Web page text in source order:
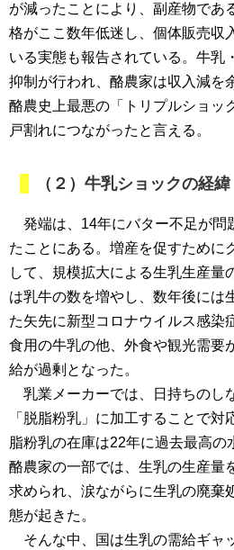
が減ったことにより、副産物であ
格がここ数年低迷し、個体販売収
いる実態も報告されている。牛乳
抑制が行われ、酪農家は収入減を
酪農史上最悪の「トリプルショッ
戸割れにつながったと言える。
（２）牛乳ショックの経緯
発端は、14年にバター不足が問
たことにある。増産を促すために
して、規模拡大による生乳生産量
は乳牛の数を増やし、数年後には
た矢先に新型コロナウイルス感染
食用の牛乳の他、外食や観光需要
給が過剰となった。
乳業メーカーでは、日持ちのし
「脱脂粉乳」に加工することで
脂粉乳の在庫は22年に過去最高の
酪農家の一部では、生乳の生産量
求められ、涙ながらに生乳の廃棄
態が起きた。
そんな中、国は生乳の需給ギャ